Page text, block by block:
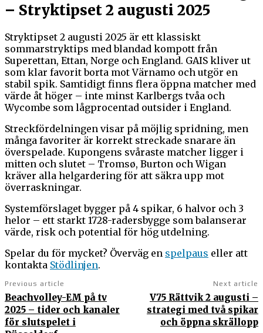
– Stryktipset 2 augusti 2025
Stryktipset 2 augusti 2025 är ett klassiskt
sommarstryktips med blandad kompott från
Superettan, Ettan, Norge och England. GAIS kliver ut
som klar favorit borta mot Värnamo och utgör en
stabil spik. Samtidigt finns flera öppna matcher med
värde åt höger – inte minst Karlbergs tvåa och
Wycombe som lågprocentad outsider i England.
Streckfördelningen visar på möjlig spridning, men
många favoriter är korrekt streckade snarare än
överspelade. Kupongens svåraste matcher ligger i
mitten och slutet – Tromsø, Burton och Wigan
kräver alla helgardering för att säkra upp mot
överraskningar.
Systemförslaget bygger på 4 spikar, 6 halvor och 3
helor – ett starkt 1728-radersbygge som balanserar
värde, risk och potential för hög utdelning.
Spelar du för mycket? Överväg en spelpaus eller att
kontakta Stödlinjen.
Previous article
Beachvolley-EM på tv
2025 – tider och kanaler
för slutspelet i
Next article
V75 Rättvik 2 augusti –
strategi med två spikar
och öppna skrällopp